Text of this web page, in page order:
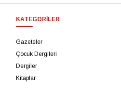
KATEGORILER
Gazeteler
Çocuk Dergileri
Dergiler
Kitaplar